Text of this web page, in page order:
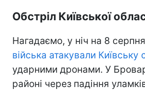
Обстріл Київської
Нагадаємо, у ніч на 8 серпня
війська атакували Київську
ударними дронами. У
районі через падіння